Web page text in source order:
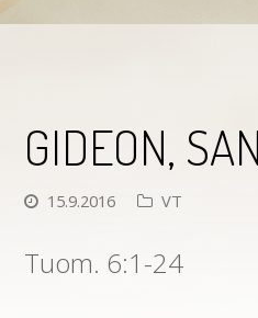
GIDEON,
15.9.2016 VT
Tuom. 6:1-24